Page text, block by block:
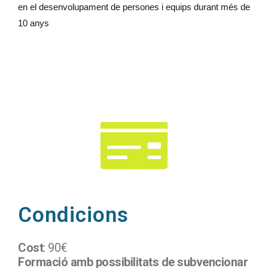
en el desenvolupament de persones i equips durant més de
10 anys
Condicions
Cost: 90€
Formació amb possibilitats de subvencionar